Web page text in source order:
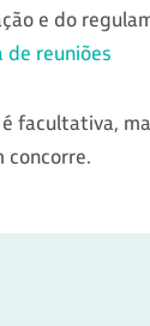
e do
de reuniões
facultativa,
concorre.